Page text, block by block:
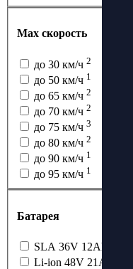
Max скорость
до 30 км/ч 2
до 50 км/ч 1
до 65 км/ч 2
до 70 км/ч 2
до 75 км/ч 3
до 80 км/ч 2
до 90 км/ч 1
до 95 км/ч 1
Батарея
SLA 36V 12Ah
Li-ion 48V 21Ah